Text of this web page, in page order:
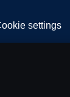
settings